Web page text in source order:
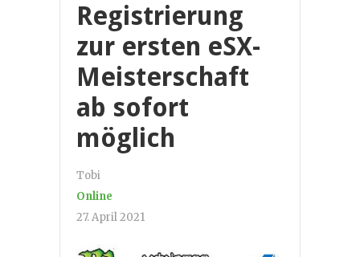
Registrierung
zur ersten eSX-
Meisterschaft
ab sofort
möglich
Tobi
Online
27. April 2021